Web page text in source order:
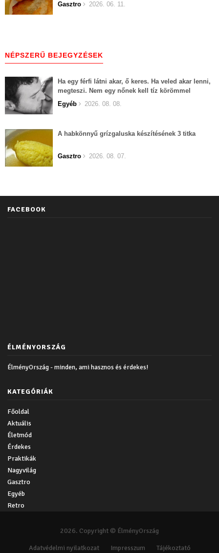
Gasztro 2026. 06. 11.
NÉPSZERŰ BEJEGYZÉSEK
Ha egy férfi látni akar, ő keres. Ha veled akar lenni,
megteszi. Nem egy nőnek kell tíz körömmel
belekapaszkodva mindent feláldozni.
Egyéb 2026. 08. 08.
A habkönnyű grízgaluska készítésének 3 titka
Gasztro 2026. 08. 07.
FACEBOOK
ÉLMÉNYORSZÁG
ÉlményOrszág - minden, ami hasznos és érdekes!
KATEGÓRIÁK
Főoldal
Aktuális
Életmód
Érdekes
Praktikák
Nagyvilág
Gasztro
Egyéb
Retro
2026. Copyright © ÉlményOrszág
Adatvédelmi nyilatkozat Impresszum Tájékoztató